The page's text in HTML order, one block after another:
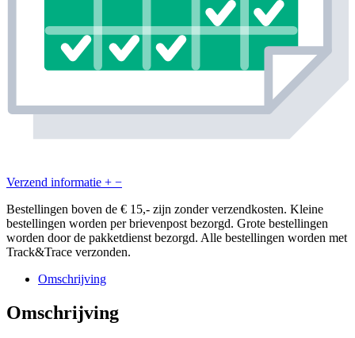
Verzend informatie + −
Bestellingen boven de € 15,- zijn zonder verzendkosten. Kleine
bestellingen worden per brievenpost bezorgd. Grote bestellingen
worden door de pakketdienst bezorgd. Alle bestellingen worden met
Track&Trace verzonden.
Omschrijving
Omschrijving